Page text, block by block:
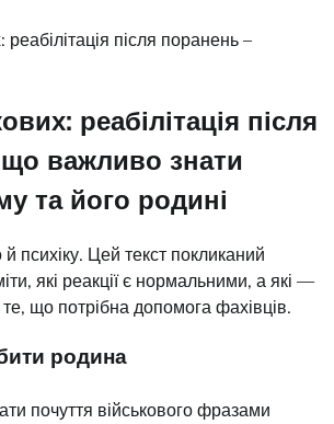
реабілітація після
важливо знати
та його родині
й психіку. Цей текст покликаний
які реакції є нормальними, а які —
що потрібна допомога фахівців.
родина
почуття військового фразами